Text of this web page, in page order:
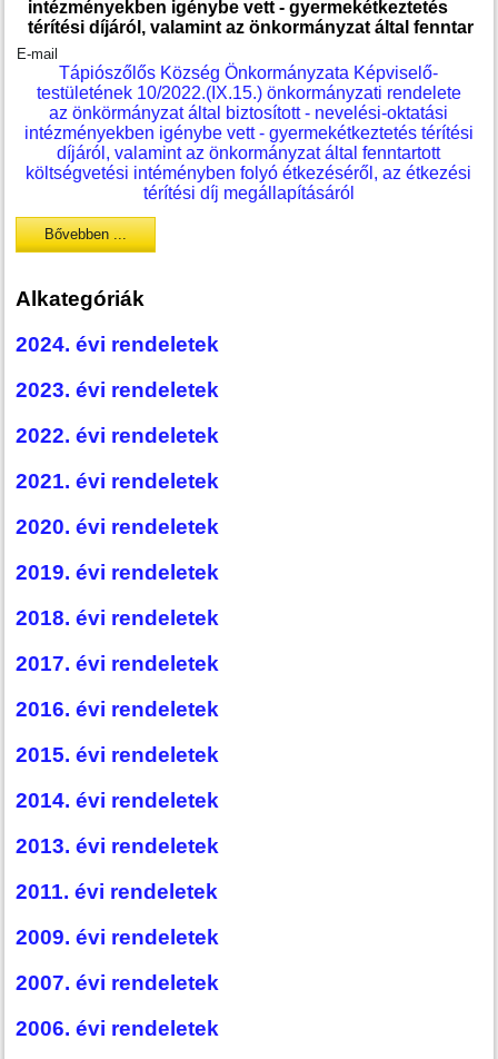
intézményekben igénybe vett - gyermekétkeztetés
térítési díjáról, valamint az önkormányzat által fenntar
E-mail
Tápiószőlős Község Önkormányzata Képviselő-
testületének 10/2022.(IX.15.) önkormányzati rendelete
az önkörmányzat által biztosított - nevelési-oktatási
intézményekben igénybe vett - gyermekétkeztetés térítési
díjáról, valamint az önkormányzat által fenntartott
költségvetési intéményben folyó étkezéséről, az étkezési
térítési díj megállapításáról
Bővebben ...
Alkategóriák
2024. évi rendeletek
2023. évi rendeletek
2022. évi rendeletek
2021. évi rendeletek
2020. évi rendeletek
2019. évi rendeletek
2018. évi rendeletek
2017. évi rendeletek
2016. évi rendeletek
2015. évi rendeletek
2014. évi rendeletek
2013. évi rendeletek
2011. évi rendeletek
2009. évi rendeletek
2007. évi rendeletek
2006. évi rendeletek